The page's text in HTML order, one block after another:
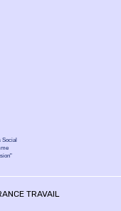
Social
TRAVAIL